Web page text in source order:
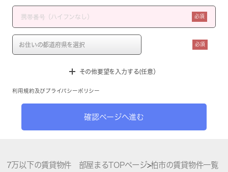
必須
必須
その他要望を入力する(任意）
利用規約 及び プライバシーポリシー
確認ページへ進む
7万以下の賃貸物件 部屋まるTOPページ>柏市の賃貸物件一覧